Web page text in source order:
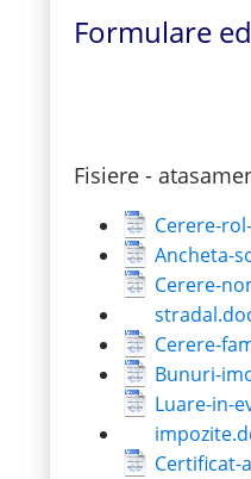
Formulare
Fisiere -
Cerere-
Ancheta-
Cerere-
Cerere-
Bunuri-
Luare-in-
Certificat-